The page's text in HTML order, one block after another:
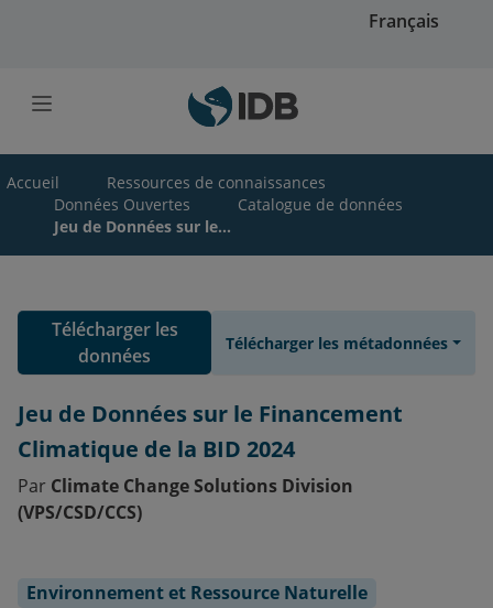
Français
Accueil
Ressources de connaissances
Données Ouvertes
Catalogue de données
Jeu de Données sur le...
Télécharger les
données
Télécharger les métadonnées
Jeu de Données sur le Financement
Climatique de la BID 2024
Par Climate Change Solutions Division
(VPS/CSD/CCS)
Environnement et Ressource Naturelle